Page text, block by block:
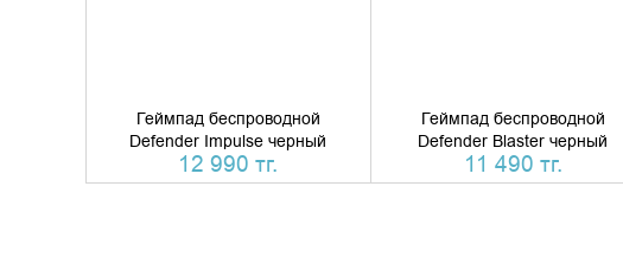
Геймпад беспроводной
Defender Impulse черный
12 990 тг.
Геймпад беспроводной
Defender Blaster черный
11 490 тг.